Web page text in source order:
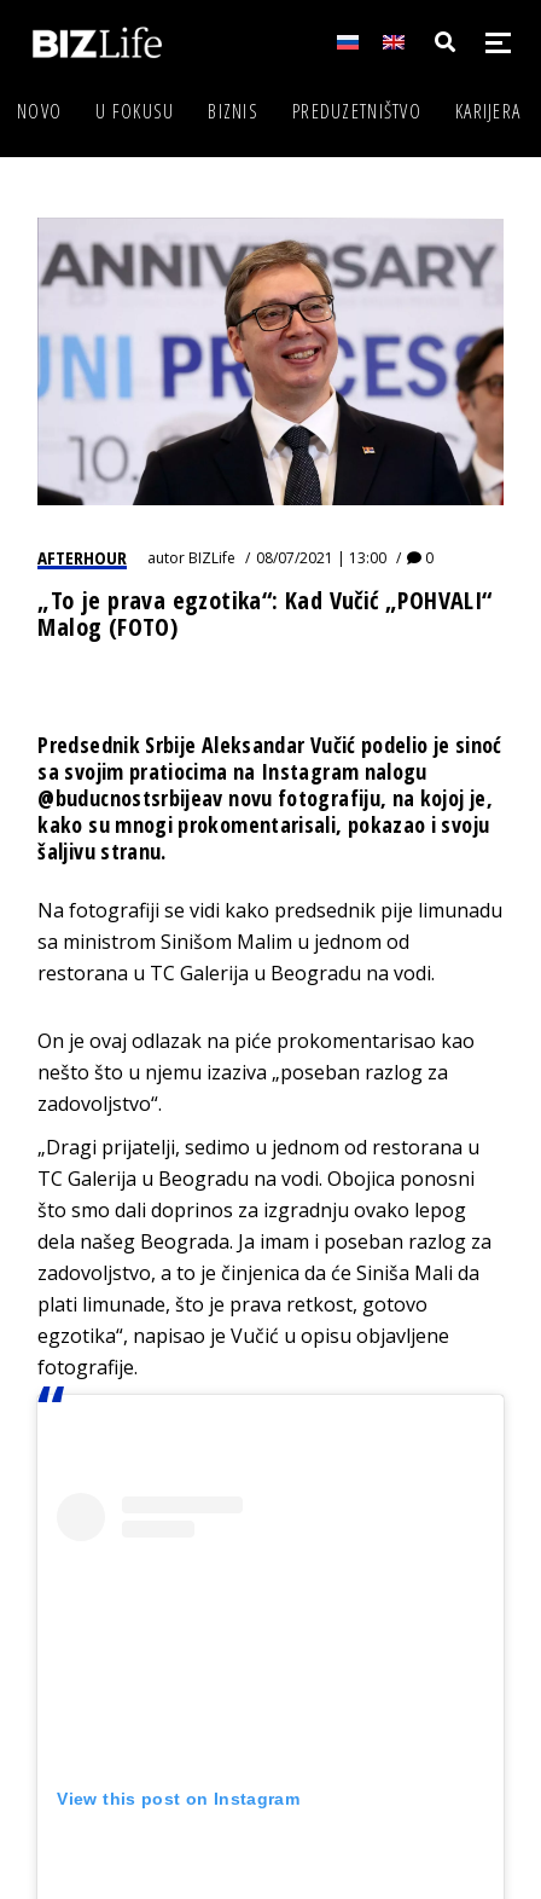
NOVO U FOKUSU BIZNIS PREDUZETNIŠTVO KARIJERA
AFTERHOUR autorBIZLife 08/07/2021 | 13:00 0
„To je prava egzotika“: Kad Vučić „POHVALI“
Malog (FOTO)
Predsednik Srbije Aleksandar Vučić podelio je sinoć
sa svojim pratiocima na Instagram nalogu
@buducnostsrbijeav novu fotografiju, na kojoj je,
kako su mnogi prokomentarisali, pokazao i svoju
šaljivu stranu.
Na fotografiji se vidi kako predsednik pije limunadu
sa ministrom Sinišom Malim u jednom od
restorana u TC Galerija u Beogradu na vodi.
On je ovaj odlazak na piće prokomentarisao kao
nešto što u njemu izaziva „poseban razlog za
zadovoljstvo“.
„Dragi prijatelji, sedimo u jednom od restorana u
TC Galerija u Beogradu na vodi. Obojica ponosni
što smo dali doprinos za izgradnju ovako lepog
dela našeg Beograda. Ja imam i poseban razlog za
zadovoljstvo, a to je činjenica da će Siniša Mali da
plati limunade, što je prava retkost, gotovo
egzotika“, napisao je Vučić u opisu objavljene
fotografije.
View this post on Instagram